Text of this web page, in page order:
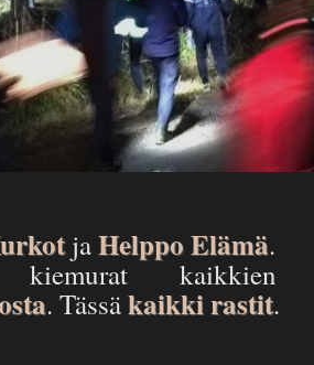
jaHelppo Elämä.
kiemurat
. Tässäkaikki rastit.